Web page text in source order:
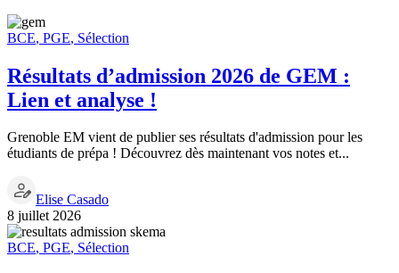
BCE, PGE, Sélection
Résultats d’admission 2026 de GEM :
Lien et analyse !
Grenoble EM vient de publier ses résultats d'admission pour les
étudiants de prépa ! Découvrez dès maintenant vos notes et...
Elise Casado
8 juillet 2026
BCE, PGE, Sélection